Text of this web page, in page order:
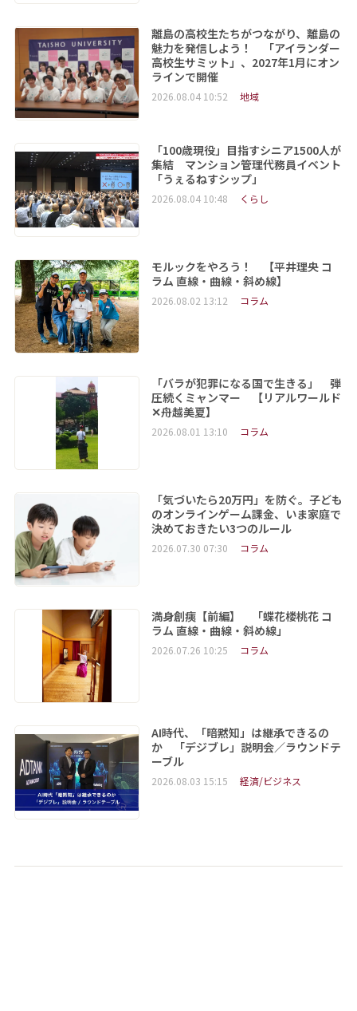
離島の高校生たちがつながり、離島の
魅力を発信しよう！ 「アイランダー
高校生サミット」、2027年1月にオン
ラインで開催
2026.08.04 10:52 地域
「100歳現役」目指すシニア1500人が
集結 マンション管理代務員イベント
「うぇるねすシップ」
2026.08.04 10:48 くらし
モルックをやろう！ 【平井理央 コ
ラム 直線・曲線・斜め線】
2026.08.02 13:12 コラム
「バラが犯罪になる国で生きる」 弾
圧続くミャンマー 【リアルワールド
✕舟越美夏】
2026.08.01 13:10 コラム
「気づいたら20万円」を防ぐ。子ども
のオンラインゲーム課金、いま家庭で
決めておきたい3つのルール
2026.07.30 07:30 コラム
満身創痍【前編】 「蝶花楼桃花 コ
ラム 直線・曲線・斜め線」
2026.07.26 10:25 コラム
AI時代、「暗黙知」は継承できるの
か 「デジブレ」説明会／ラウンドテ
ーブル
2026.08.03 15:15 経済/ビジネス